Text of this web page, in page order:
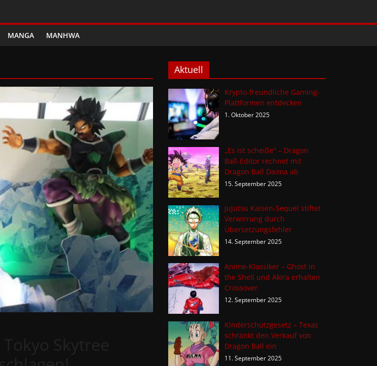
MANGA MANHWA
Aktuell
Krypto-freundliche Gaming-
Plattformen entdecken
1. Oktober 2025
„Es ist scheiße“ – Dragon
Ball-Editor rechnet mit
Dragon Ball Daima ab
15. September 2025
Jujutsu Kaisen-Sequel stiftet
Verwirrung durch
Übersetzungsfehler
14. September 2025
Anime-Klassiker – Ghost in
the Shell und Akira erhalten
Crossover
12. September 2025
Kinderschutzgesetz – Texas
schränkt den Verkauf von
Dragon Ball ein
11. September 2025